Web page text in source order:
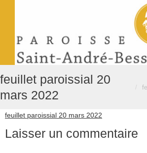
feuillet paroissial 20
mars 2022
feuillet paroissial 20 mars 2022
Laisser un commentaire